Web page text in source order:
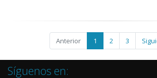
Anterior 1 2 3
Síguenos en: